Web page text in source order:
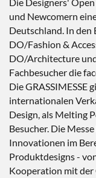
und Newcomern
Deutschland. In
DO/Fashion &
DO/Architecture
Fachbesucher die
Die GRASSIMESSE
internationalen
Design, als Melting
Besucher. Die
Innovationen im
Produktdesigns -
Kooperation mit der